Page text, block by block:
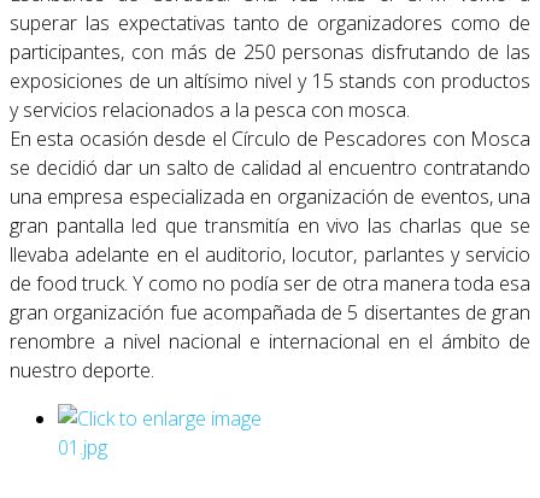
superar las expectativas tanto de organizadores como de
participantes, con más de 250 personas disfrutando de las
exposiciones de un altísimo nivel y 15 stands con productos
y servicios relacionados a la pesca con mosca.
En esta ocasión desde el Círculo de Pescadores con Mosca
se decidió dar un salto de calidad al encuentro contratando
una empresa especializada en organización de eventos, una
gran pantalla led que transmitía en vivo las charlas que se
llevaba adelante en el auditorio, locutor, parlantes y servicio
de food truck. Y como no podía ser de otra manera toda esa
gran organización fue acompañada de 5 disertantes de gran
renombre a nivel nacional e internacional en el ámbito de
nuestro deporte.